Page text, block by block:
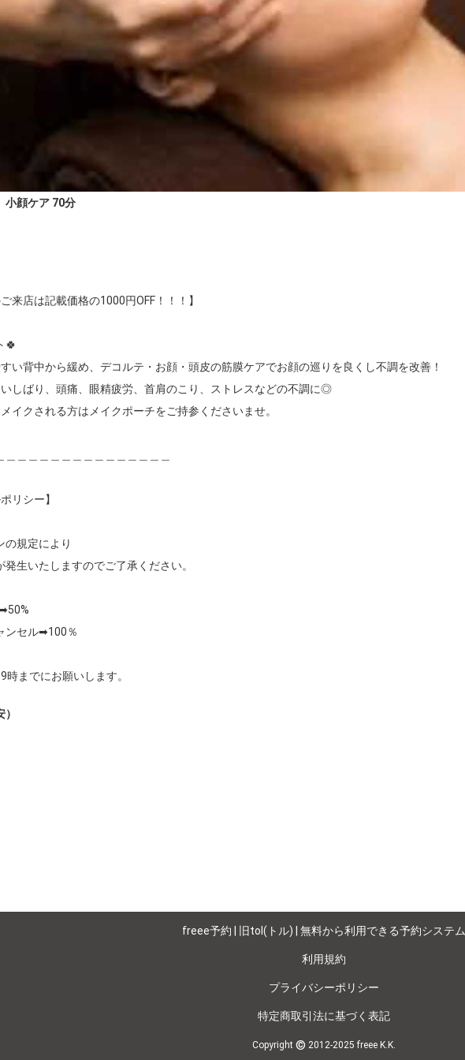
小顔ケア 70分
来店は記載価格の1000円OFF！！！】
🍀
い背中から緩め、デコルテ・お顔・頭皮の筋膜ケアでお顔の巡りを良くし不調を改善！
しばり、頭痛、眼精疲労、首肩のこり、ストレスなどの不調に◎
イクされる方はメイクポーチをご持参くださいませ。
リシー】
の規定により
発生いたしますのでご了承ください。
ンセル➡︎100％
freee予約 | 旧tol(トル) | 無料から利用できる予約システム
利用規約
プライバシーポリシー
特定商取引法に基づく表記
Copyright © 2012-2025 freee K.K.